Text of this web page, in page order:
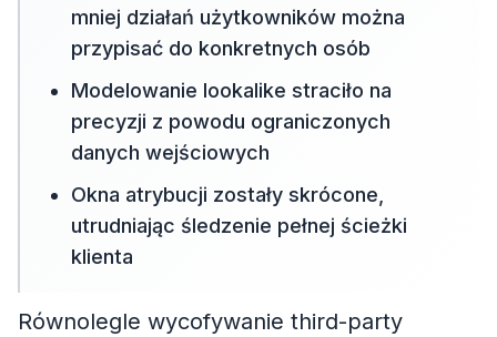
mniej działań użytkowników można
przypisać do konkretnych osób
Modelowanie lookalike straciło na
precyzji z powodu ograniczonych
danych wejściowych
Okna atrybucji zostały skrócone,
utrudniając śledzenie pełnej ścieżki
klienta
Równolegle wycofywanie third-party